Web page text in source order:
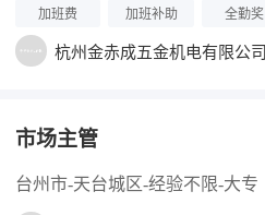
加班费 加班补助 全勤奖
杭州金赤成五金机电有限公司
市场主管
台州市-天台城区-经验不限-大专